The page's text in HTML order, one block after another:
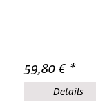
59,80 € *
Details